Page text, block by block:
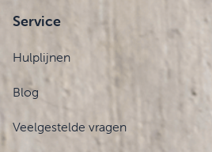
Service
Hulplijnen
Blog
Veelgestelde vragen